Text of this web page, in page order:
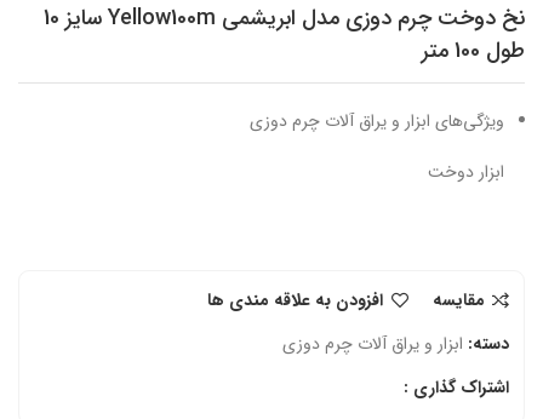
نخ دوخت چرم دوزی مدل ابریشمی Yellow100m سایز 10
طول 100 متر
ویژگی‌های ابزار و یراق آلات چرم دوزی
ابزار دوخت
مقایسه
افزودن به علاقه مندی ها
دسته: ابزار و یراق آلات چرم دوزی
اشتراک گذاری :